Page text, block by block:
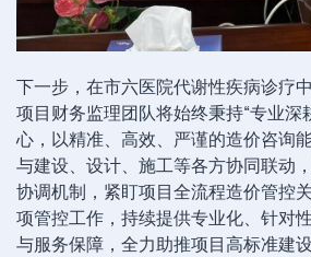
下一步，在市六医院代谢性疾病诊疗
项目财务监理团队将始终秉持“专业深
心，以精准、高效、严谨的造价咨询
与建设、设计、施工等各方协同联动
协调机制，紧盯项目全流程造价管控
项管控工作，持续提供专业化、针对
与服务保障，全力助推项目高标准建